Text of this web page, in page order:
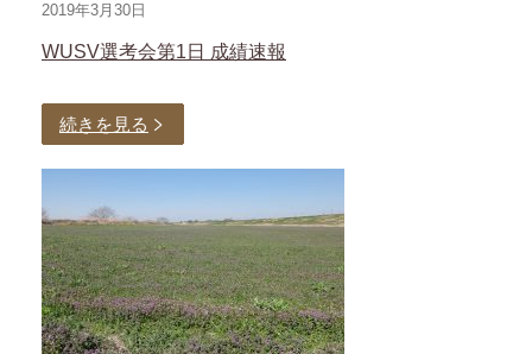
2019年3月30日
WUSV選考会第1日 成績速報
続きを見る